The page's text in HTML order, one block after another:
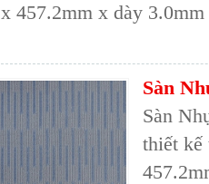
x 457.2mm x dày
Sàn
Sàn
thiết kế